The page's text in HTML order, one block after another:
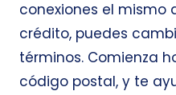
conexiones el mismo
crédito, puedes
términos. Comienza
código postal, y te